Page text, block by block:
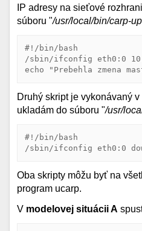
IP adresy na sieťové
súboru "/usr/local/bin/carp-
#!/bin/bash
/sbin/ifconfig eth0:0
echo "Prebehla zmena
Druhý skript je vykonávaný
ukladám do súboru "/usr/
#!/bin/bash
/sbin/ifconfig eth0:0
Oba skripty môžu byť na
program ucarp.
V modelovej situácii A